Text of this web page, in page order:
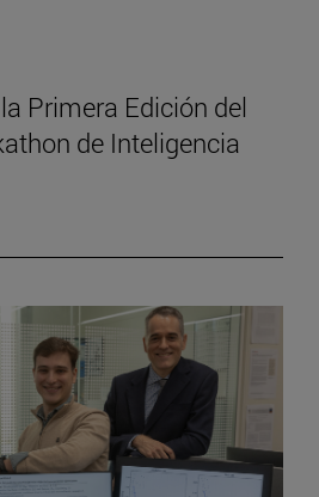
Primera Edición del
de Inteligencia